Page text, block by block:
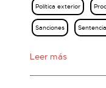
Política exterior
Sanciones
Leer más